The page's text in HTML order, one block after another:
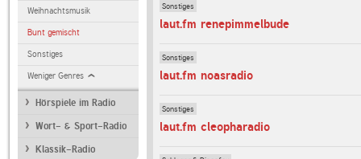
Weihnachtsmusik
Bunt gemischt
Sonstiges
Weniger Genres
Hörspiele im Radio
Wort- & Sport-Radio
Klassik-Radio
Sonstiges
laut.fm renepimmelbude
Sonstiges
laut.fm noasradio
Sonstiges
laut.fm cleopharadio